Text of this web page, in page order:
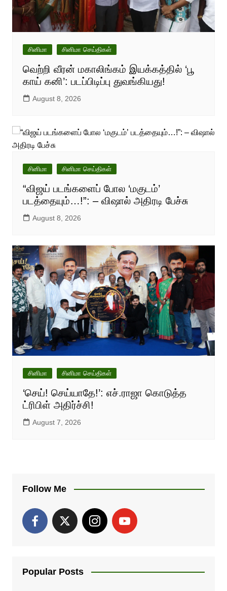
சினிமா சினிமா செய்திகள்
வெற்றி வீரன் மகாலிங்கம் இயக்கத்தில் ‘பூ
காய் கனி’: படப்பிடிப்பு துவங்கியது!
August 8, 2026
சினிமா சினிமா செய்திகள்
“விஜய் படங்களைப் போல ‘மகுடம்’
படத்தையும்…!”: – விஷால் அதிரடி பேச்சு
August 8, 2026
சினிமா சினிமா செய்திகள்
‘செய்! செய்யாதே!’: எச்.ராஜா கொடுத்த
ட்ரிபிள் அதிர்ச்சி!
August 7, 2026
Follow Me
Popular Posts